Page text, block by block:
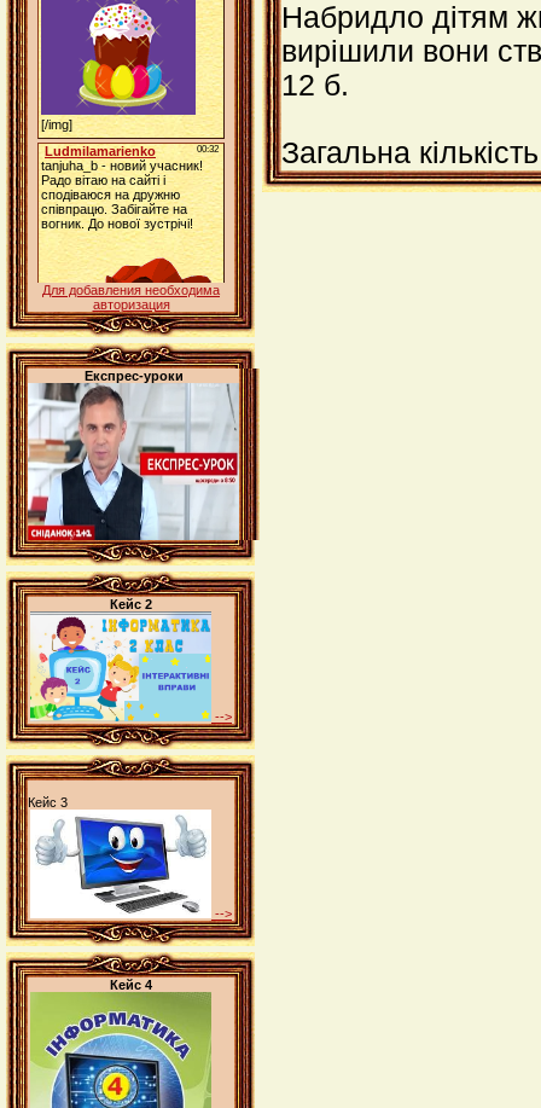
Для добавления необходима
авторизация
Експрес-уроки
Кейс 2
-->
Кейс 3
-->
Кейс 4
Набридло дітям
вирішили вони
12 б.
Загальна